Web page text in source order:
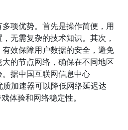
项优势。首先是操作简便，用
无需复杂的技术知识。其次，
效保障用户数据的安全，避免
的节点网络，确保在不同地区
据中国互联网信息中心
质加速器可以降低网络延迟达
体验和网络稳定性。